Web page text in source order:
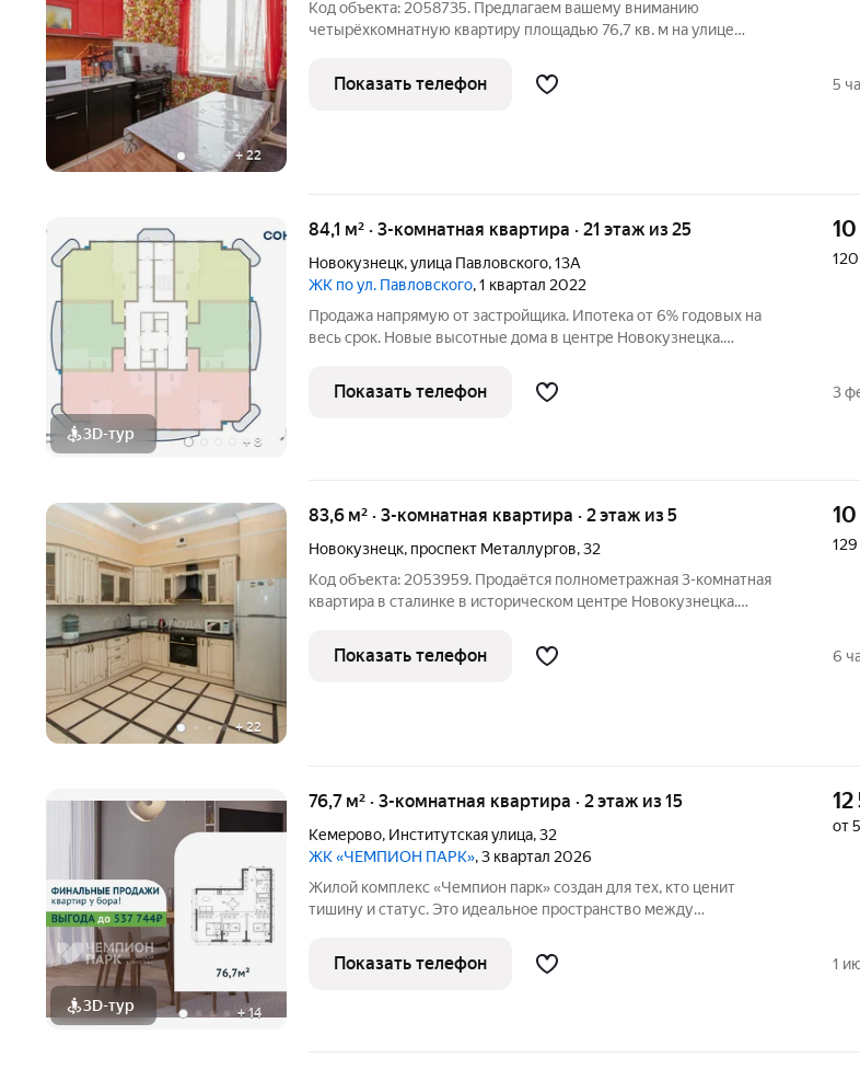
+22
Код объекта: 2058735. Предлагаем вашему вниманию
четырёхкомнатную квартиру площадью 76,7 кв. м на улице
девятиэтажного панельного дома 1984 года постройки. Наличие
балкона позволяет наслаждаться
Показать телефон 5
3D-тур + 8
84,1 м² · 3-комнатная квартира · 21 этаж из 25
Новокузнецк,улица Павловского,13А
ЖК по ул. Павловского, 1 квартал 2022
Продажа напрямую от застройщика. Ипотека от 6% годовых на
весь срок. Новые высотные дома в центре Новокузнецка.
магазины - в шаговой доступности. Вид из окон на реки Томь и
Аба, с одной стороны,
Показать телефон 3
+22
83,6 м² · 3-комнатная квартира · 2 этаж из 5
Новокузнецк, проспект Металлургов,32
Код объекта: 2053959. Продаётся полнометражная 3-комнатная
квартира в сталинке в историческом центре Новокузнецка.
площадь 52,4 кв.м. Площадь кухни 10,5 кв.м. Высота потолка 3,3 м
Улучшенная
Показать телефон 6
3D-тур + 14
76,7 м² · 3-комнатная квартира · 2 этаж из 15
Кемерово, Институтская улица,32
ЖК «ЧЕМПИОН ПАРК», 3 квартал 2026
Жилой комплекс «Чемпион парк» создан для тех, кто ценит
тишину и статус. Это идеальное пространство между
особенность потрясающий вид из окна на живописный сосновый
бор. Наслаждайтесь чистым воздухом
от
Показать телефон 1